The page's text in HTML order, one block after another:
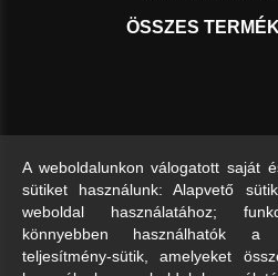
ÖSSZES TERMÉK
A weboldalunkon válogatott saját
sütiket használunk: Alapvető
weboldal használatához;
könnyebben használhatók a
teljesítmény-sütik, amelyeket